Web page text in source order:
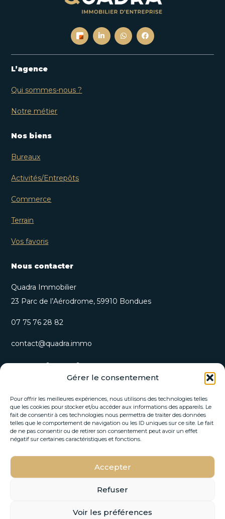
Gérer le consentement
Pour offrir les meilleures expériences, nous utilisons des technologies telles
que les cookies pour stocker et/ou accéder aux informations des appareils. Le
fait de consentir à ces technologies nous permettra de traiter des données
telles que le comportement de navigation ou les ID uniques sur ce site. Le fait
de ne pas consentir ou de retirer son consentement peut avoir un effet
négatif sur certaines caractéristiques et fonctions.
Accepter
Refuser
Voir les préférences
L’agence
Qui sommes-nous ?
Notre métier
Nos biens
Bureaux
Activités/Entrepôts
Commerce
Terrain
Vos favoris
Nous contacter
Quadra Immobilier
23 Parc de l’Aérodrome, 59910 Bondues
07 75 76 28 82
contact@quadra.immo
S’inscrire à notre newsletter
Recevez nos opportunités immobilières et actualités
directement par email.
E
-
m
i
*
a
E
-
a